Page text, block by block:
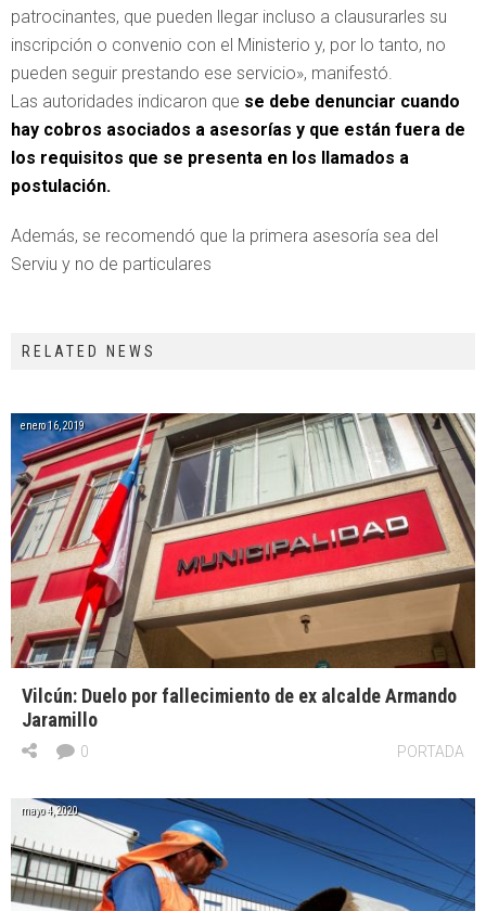
patrocinantes, que pueden llegar incluso a clausurarles su
inscripción o convenio con el Ministerio y, por lo tanto, no
pueden seguir prestando ese servicio», manifestó.
Las autoridades indicaron que se debe denunciar cuando
hay cobros asociados a asesorías y que están fuera de
los requisitos que se presenta en los llamados a
postulación.
Además, se recomendó que la primera asesoría sea del
Serviu y no de particulares
RELATED NEWS
enero 16, 2019
Vilcún: Duelo por fallecimiento de ex alcalde Armando
Jaramillo
PORTADA
0
mayo 4, 2020